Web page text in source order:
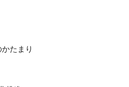
たまり